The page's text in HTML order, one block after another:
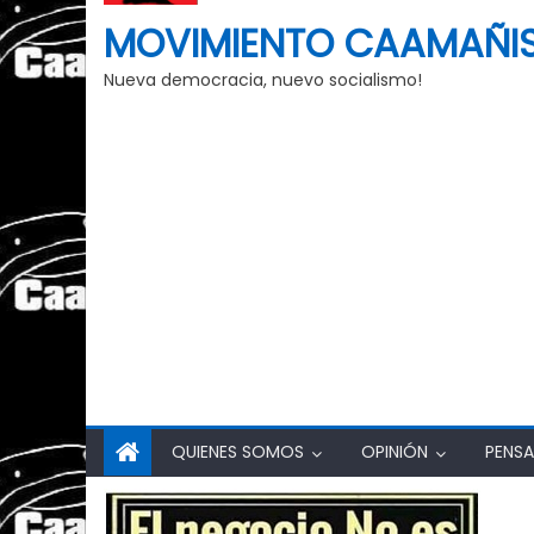
MOVIMIENTO
Nueva democracia, nuevo socialismo!
QUIENES SOMOS OPINIÓN